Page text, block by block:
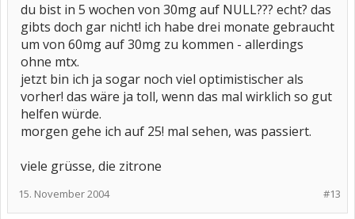
du bist in 5 wochen von 30mg auf NULL??? echt? das
gibts doch gar nicht! ich habe drei monate gebraucht
um von 60mg auf 30mg zu kommen - allerdings
ohne mtx.
jetzt bin ich ja sogar noch viel optimistischer als
vorher! das wäre ja toll, wenn das mal wirklich so gut
helfen würde.
morgen gehe ich auf 25! mal sehen, was passiert.
viele grüsse, die zitrone
#13
15. November 2004